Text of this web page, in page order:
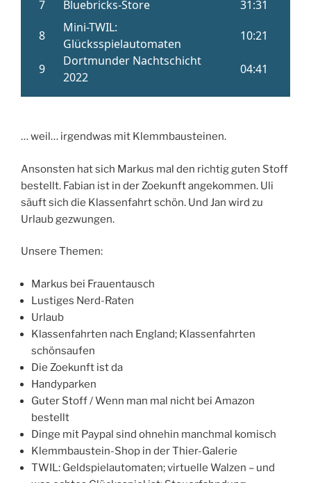
… weil… irgendwas mit Klemmbausteinen.
Ansonsten hat sich Markus mal den richtig guten Stoff
bestellt. Fabian ist in der Zoekunft angekommen. Uli
säuft sich die Klassenfahrt schön. Und Jan wird zu
Urlaub gezwungen.
Unsere Themen:
Markus bei Frauentausch
Lustiges Nerd-Raten
Urlaub
Klassenfahrten nach England; Klassenfahrten
schönsaufen
Die Zoekunft ist da
Handyparken
Guter Stoff / Wenn man mal nicht bei Amazon
bestellt
Dinge mit Paypal sind ohnehin manchmal komisch
Klemmbaustein-Shop in der Thier-Galerie
TWIL: Geldspielautomaten; virtuelle Walzen – und